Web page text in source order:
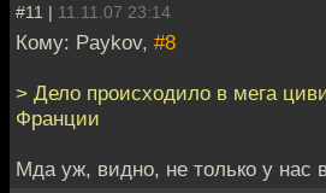
#11 | 11.11.07 23:14
Кому: Paykov, #8
> Дело происходило в мега
Франции
Мда уж, видно, не только у нас